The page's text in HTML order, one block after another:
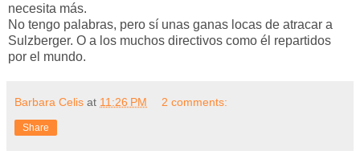
necesita más.
No tengo palabras, pero sí unas ganas locas de atracar a
Sulzberger. O a los muchos directivos como él repartidos
por el mundo.
Barbara Celis at 11:26 PM 2 comments:
Share